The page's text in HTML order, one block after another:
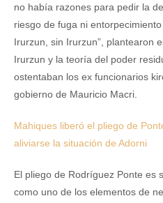
no había razones para pedir la
riesgo de fuga ni
Irurzun, sin Irurzun”, plantearon
Irurzun y la teoría del poder
ostentaban los ex funcionarios
gobierno de Mauricio Macri.
Mahiques liberó el pliego de
aliviarse la situación de Adorni
El pliego de Rodríguez Ponte es
como uno de los elementos de